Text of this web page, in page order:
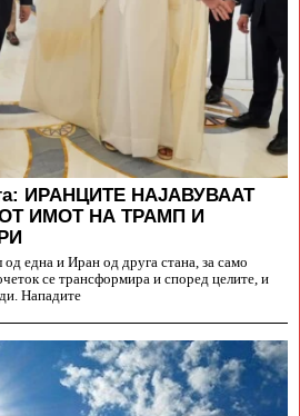
ИРАНЦИТЕ НАЈАВУВААТ
ИМОТ НА ТРАМП И
една и Иран од друга стана, за само
се трансформира и според целите, и
Нападите